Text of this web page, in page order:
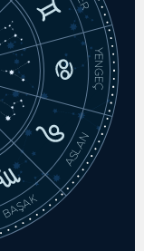
YENGEÇ
ASLAN
BAŞAK